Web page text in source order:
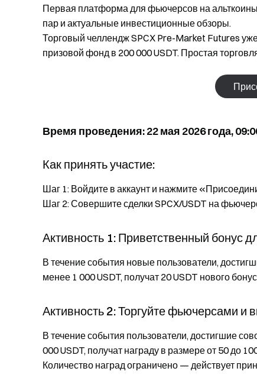
Первая платформа для фьючерсов на
пар и актуальные инвестиционные обзоры.
Торговый челлендж SPCX Pre-Market Futures
призовой фонд в 200 000 USDT. Простая
Время проведения: 22 мая 2026 года,
Как принять участие:
Шаг 1: Войдите в аккаунт и нажмите
Шаг 2: Совершите сделки SPCX/USDT на
Активность 1: Приветственный бонус
В течение события новые пользователи,
менее 1 000 USDT, получат 20 USDT нового
Активность 2: Торгуйте фьючерсами и
В течение события пользователи, достигшие
000 USDT, получат награду в размере от 50 до
Количество наград ограничено — действует